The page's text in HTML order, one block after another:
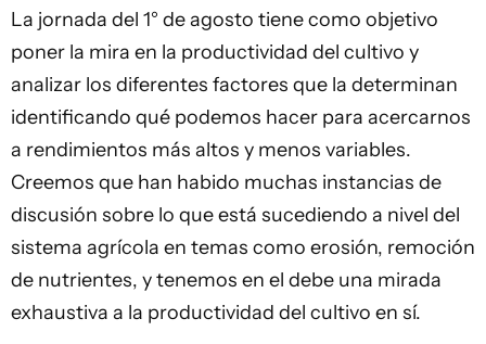
La jornada del 1° de agosto tiene como objetivo
poner la mira en la productividad del cultivo y
analizar los diferentes factores que la determinan
identificando qué podemos hacer para acercarnos
a rendimientos más altos y menos variables.
Creemos que han habido muchas instancias de
discusión sobre lo que está sucediendo a nivel del
sistema agrícola en temas como erosión, remoción
de nutrientes, y tenemos en el debe una mirada
exhaustiva a la productividad del cultivo en sí.